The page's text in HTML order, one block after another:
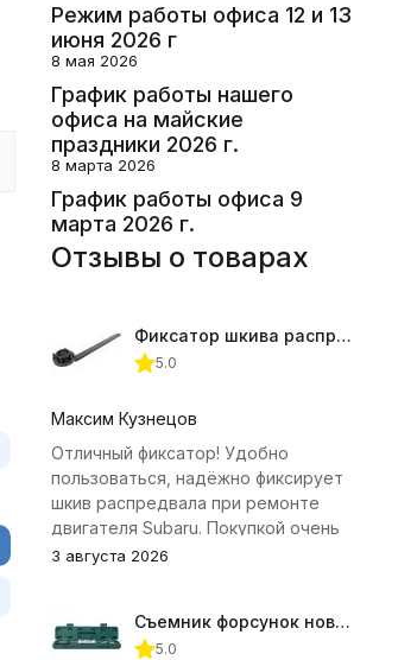
Режим работы офиса 12 и 13
июня 2026 г
8 мая 2026
График работы нашего
офиса на майские
праздники 2026 г.
8 марта 2026
График работы офиса 9
марта 2026 г.
Отзывы о товарах
Фиксатор шкива распредвала (Subaru) JTC-4409
5.0
Максим Кузнецов
Отличный фиксатор! Удобно
пользоваться, надёжно фиксирует
шкив распредвала при ремонте
двигателя Subaru. Покупкой очень
доволен.
3 августа 2026
Съемник форсунок новых дизельных двигателей Jonnesway
5.0